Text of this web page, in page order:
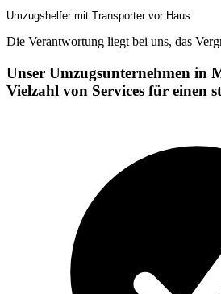
Umzugshelfer mit Transporter vor Haus
Die Verantwortung liegt bei uns, das
Unser Umzugsunternehmen in
Vielzahl von Services für einen